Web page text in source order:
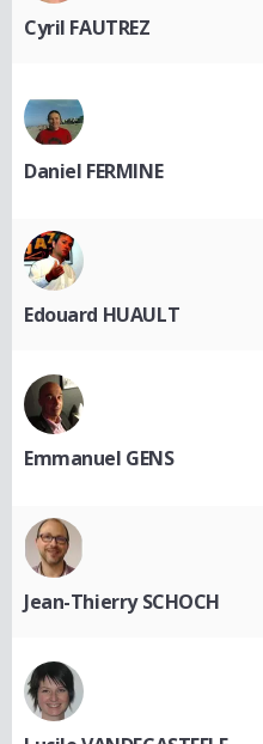
Cyril FAUTREZ
Daniel FERMINE
Edouard HUAULT
Emmanuel GENS
Jean-Thierry SCHOCH